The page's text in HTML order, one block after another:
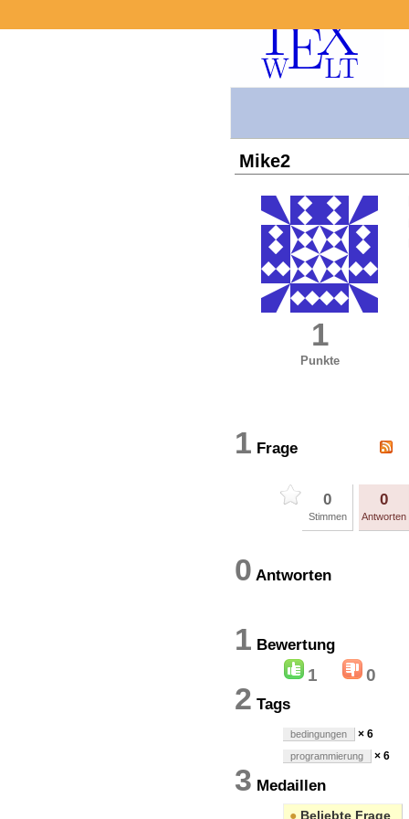
Mike2
1
Punkte
1 Frage
0
Stimmen
0
Antworten
0 Antworten
1 Bewertung
1 0
2 Tags
bedingungen × 6
programmierung × 6
3 Medaillen
● Beliebte Frage